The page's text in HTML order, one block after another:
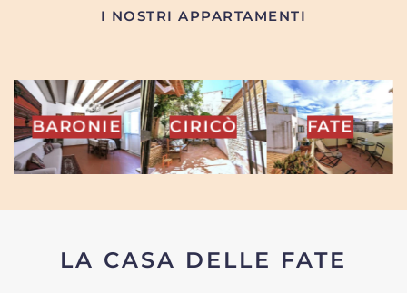
I NOSTRI APPARTAMENTI
BARONIE CIRICÒ FATE
LA CASA DELLE FATE